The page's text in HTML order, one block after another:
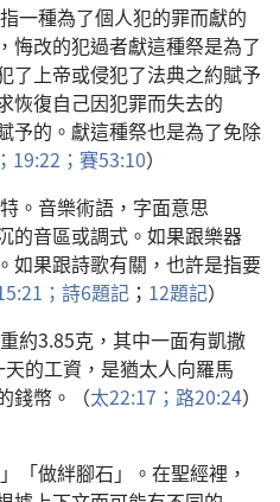
指一種為了個人犯的罪而獻的
， 悔改的犯過者獻這種祭是為了
了上帝或侵犯了法典之約賦予
恢復自己因犯罪而失去的
予的 。 獻這種祭也是為了免除
19:22； 賽53:10）
。 音樂術語 ， 字面意思
的音區或調式 。 如果跟樂器
。 如果跟詩歌有關 ， 也許是指要
； 詩6題記 ； 12題記）
重約3.85克 ， 其中一面有凱撒
天的工資 ， 是猶太人向羅馬
錢幣 。（太22:17； 路20:24）
」「做絆腳石 」。 在聖經裡 ，